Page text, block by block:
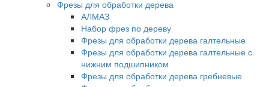
Фрезы для обработки дерева
АЛМАЗ
Набор фрез по дереву
Фрезы для обработки дерева галтельные
Фрезы для обработки дерева галтельные с
нижним подшипником
Фрезы для обработки дерева гребневые